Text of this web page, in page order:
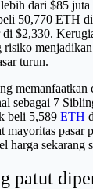
dari $85 juta
50,770 ETH
di $2,330.
risiko
turun.
sebagai 7
beli 5,589 ETH
mayoritas pasar
harga sekarang
patut